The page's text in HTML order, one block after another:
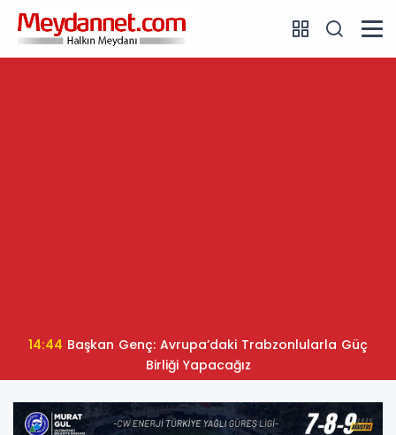
14:44
Birliği Yapacağız